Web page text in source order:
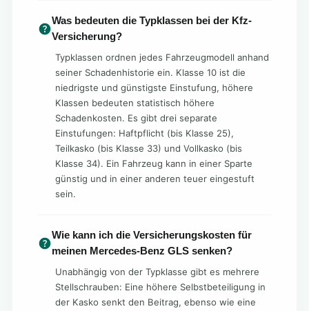
Was bedeuten die Typklassen bei der Kfz-
Versicherung?
Typklassen ordnen jedes Fahrzeugmodell anhand
seiner Schadenhistorie ein. Klasse 10 ist die
niedrigste und günstigste Einstufung, höhere
Klassen bedeuten statistisch höhere
Schadenkosten. Es gibt drei separate
Einstufungen: Haftpflicht (bis Klasse 25),
Teilkasko (bis Klasse 33) und Vollkasko (bis
Klasse 34). Ein Fahrzeug kann in einer Sparte
günstig und in einer anderen teuer eingestuft
sein.
Wie kann ich die Versicherungskosten für
meinen Mercedes-Benz GLS senken?
Unabhängig von der Typklasse gibt es mehrere
Stellschrauben: Eine höhere Selbstbeteiligung in
der Kasko senkt den Beitrag, ebenso wie eine